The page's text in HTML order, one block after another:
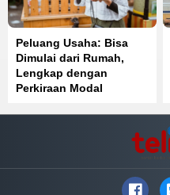
Peluang Usaha: Bisa
Dimulai dari Rumah,
Lengkap dengan
Perkiraan Modal